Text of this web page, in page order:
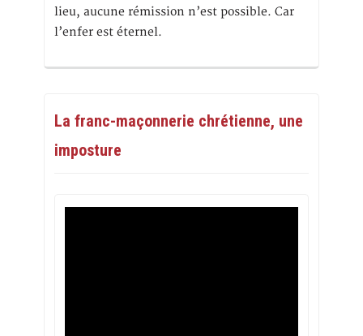
lieu, aucune rémission n’est possible. Car
l’enfer est éternel.
La franc-maçonnerie chrétienne, une
imposture